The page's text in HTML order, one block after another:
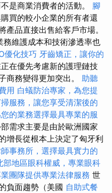
是商業消費者的活動。 腳
買的較小企業的所有者還
產品直接出售給客戶市場。
維護成本和技術滲透率也
優化技巧 牙齒矯正，讓你的
在優先考慮新的護理鏈技
商務變得更加突出。 助聽
用 白蟻防治專家，為您提
服務，讓您享受清潔後的
的業務選擇最具專業的服
需求主要是由於歐洲國家
增長從根本上決定了匈牙利
事務所，選擇最具實力的
部地區眼科權威，專業眼科
團隊提供專業法律服務 世
負面趨勢（美國 自助式餐